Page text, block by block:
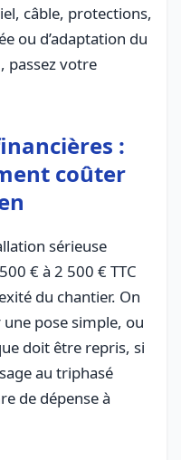
câble, protections,
ou d’adaptation du
passez votre
:
coûter
sérieuse
€ à 2 500 € TTC
du chantier. On
pose simple, ou
doit être repris, si
au triphasé
de dépense à